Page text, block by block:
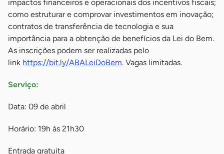
impactos financeiros e operacionais dos incentivos fiscais;
como estruturar e comprovar investimentos em inovação;
contratos de transferência de tecnologia e sua
importância para a obtenção de benefícios da Lei do Bem.
As inscrições podem ser realizadas pelo
link https://bit.ly/ABALeiDoBem. Vagas limitadas.
Serviço:
Data: 09 de abril
Horário: 19h às 21h30
Entrada gratuita